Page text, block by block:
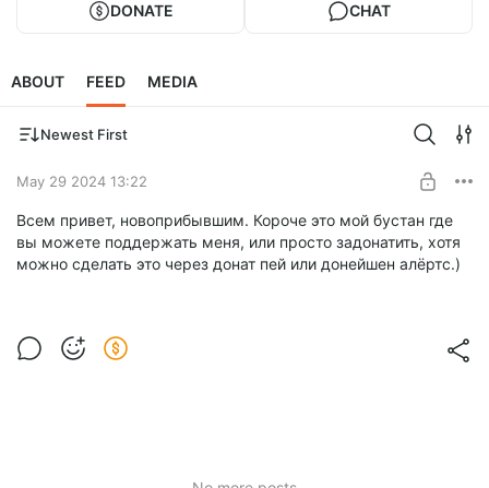
DONATE CHAT
ABOUT FEED MEDIA
Newest First
May 29 2024 13:22
Всем привет, новоприбывшим. Короче это мой бустан где
вы можете поддержать меня, или просто задонатить, хотя
можно сделать это через донат пей или донейшен алёртс.)